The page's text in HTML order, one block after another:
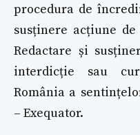
procedura de
susținere acțiune
Redactare și
interdicție sau
România a
– Exequator.